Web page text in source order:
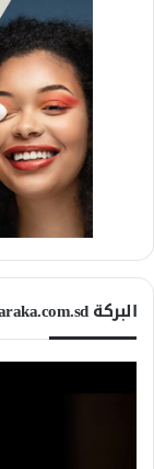
البركة www.albaraka.com.sd